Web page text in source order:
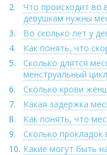
Что происходит во
девушкам нужны
Во сколько лет у
Как понять, что
Сколько длятся
менструальный цикл
Сколько крови
Какая задержка
Как понять, что
Сколько
Какие могут быть